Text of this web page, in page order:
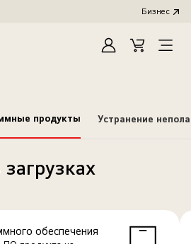
Бизнес
Cart
Open
продукты Устранение
обеспечения